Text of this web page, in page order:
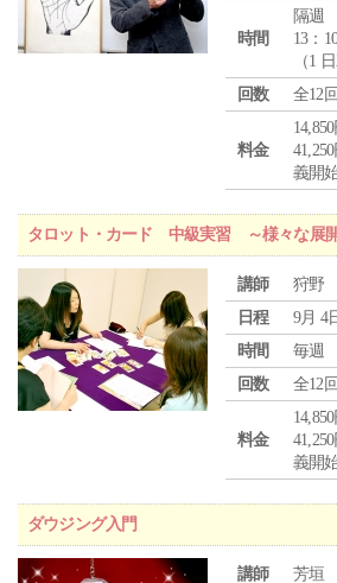
時間
隔週
13：
（1
回数
全12回
料金
義開
タロット・カード 中級実習 ～様々な展
講師
狩野
日程
9月 4
時間
毎週
回数
全12回
料金
義開
ダウジング入門
講師 芳垣